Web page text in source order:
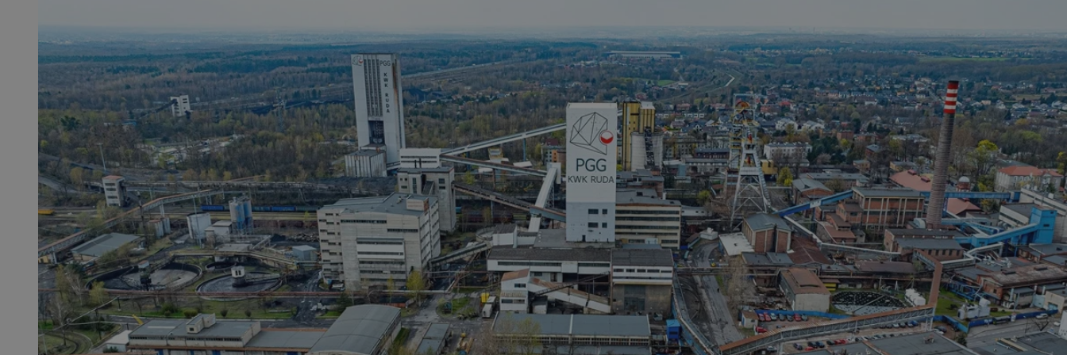
QeSessID
rudaslaska.com.pl 1 rok
Ten plik cookie przechowuje identyfikator sesji.
MvSessID
rudaslaska.com.pl 1 rok
Ten plik cookie przechowuje identyfikator sesji.
msToken
.tiktok.com 1 tydzień 3 dni
Ten plik cookie jest używany do celów
uwierzytelniania i bezpieczeństwa, zapewniając, że
użytkownicy pozostają zalogowani, a ich dane są
zabezpieczone, jak poruszać się przez witrynę
internetową lub interakcji z jej usług.
__cf_bm
Cloudflare Inc.
.x.com
30 minut
Ten plik cookie służy do rozróżniania ludzi i botów.
Jest to korzystne dla strony internetowej, ponieważ
umożliwia tworzenie ważnych raportów na temat
korzystania z jej witryny internetowej.
__cf_bm
Cloudflare Inc.
.twitter.com
29 minut 59
sekund
Ten plik cookie służy do rozróżniania ludzi i botów.
Jest to korzystne dla strony internetowej, ponieważ
umożliwia tworzenie ważnych raportów na temat
korzystania z jej witryny internetowej.
VISITOR_PRIVACY_METADATA
YouTube
.youtube.com
5 miesięcy 4
tygodnie
Ten plik cookie jest używany do przechowywania
zgody użytkownika i wyboru prywatności dla ich
interakcji z witryną. Rejestruje dane dotyczące
zgody odwiedzającego na różne polityki i
ustawienia prywatności, zapewniając, że ich
preferencje zostaną uhonorowane w przyszłych
CookieScriptConsent
CookieScript
4 tygodnie 2 dni
Ten plik cookie jest używany przez usługę Cookie-
Polityce prywatności Google